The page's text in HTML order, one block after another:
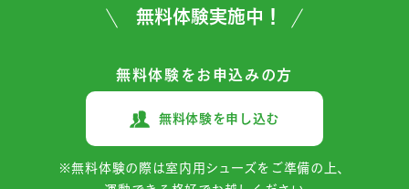
無料体験実施中！
無料体験をお申込みの方
無料体験を申し込む
※無料体験の際は室内用シューズをご準備の上、